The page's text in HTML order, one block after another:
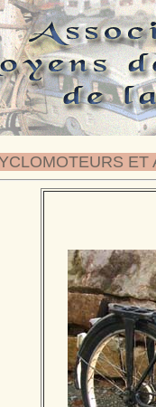
ET